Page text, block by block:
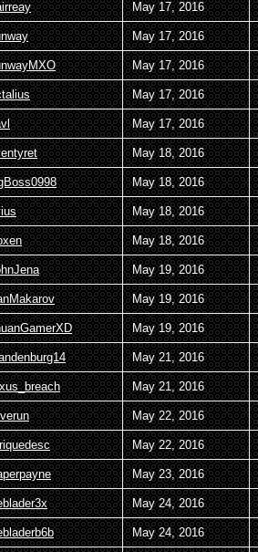
May 17, 2016
May 17, 2016
May 17, 2016
May 17, 2016
May 17, 2016
May 18, 2016
May 18, 2016
May 18, 2016
May 18, 2016
May 19, 2016
May 19, 2016
May 19, 2016
May 21, 2016
May 21, 2016
May 22, 2016
May 22, 2016
May 23, 2016
May 24, 2016
May 24, 2016